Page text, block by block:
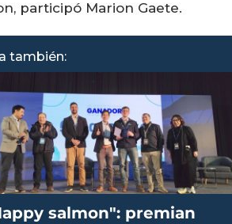
participó Marion Gaete.
también:
salmon": premian